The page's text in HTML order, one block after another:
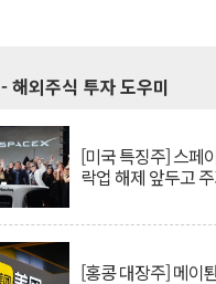
- 해외주식 투자 도우미
[미국 특징주] 스페
락업 해제 앞두고
[홍콩 대장주] 메이